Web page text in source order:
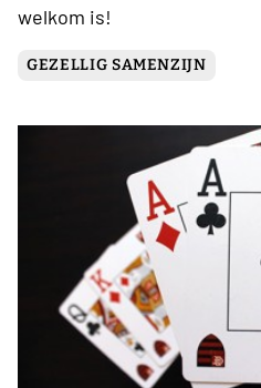
welkom is!
GEZELLIG SAMENZIJN